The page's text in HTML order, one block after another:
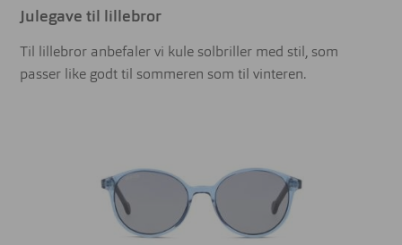
Julegave til lillebror
Til lillebror anbefaler vi kule solbriller med stil, som
passer like godt til sommeren som til vinteren.